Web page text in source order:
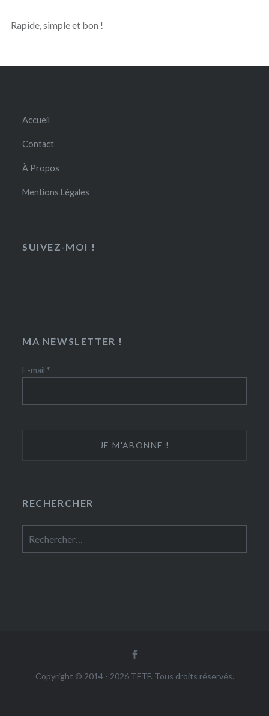
Rapide, simple et bon !
Accueil
Contact
À Propos
Mentions Légales
SUIVEZ-MOI !
MA NEWSLETTER !
E-mail*
RECHERCHER
Copyright © 2014 - 2026 TFTF. Tous droits réservés.